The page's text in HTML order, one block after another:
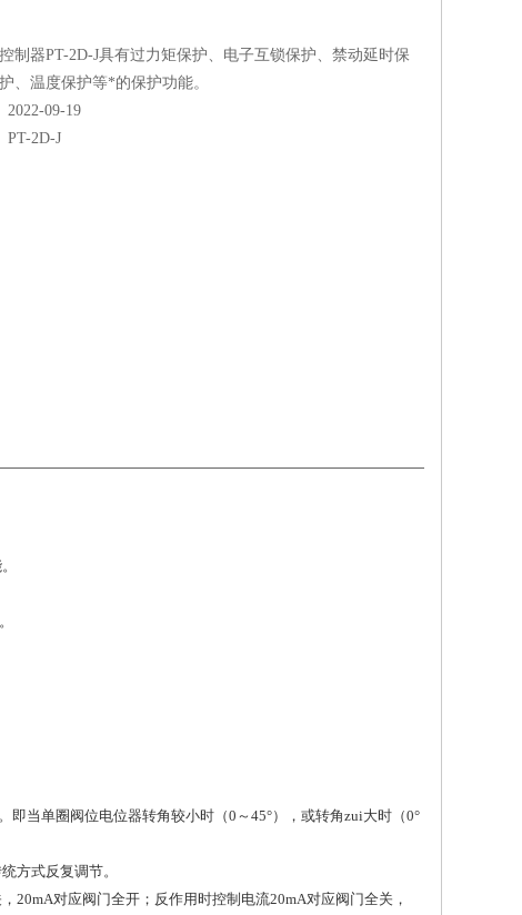
制器PT-2D-J具有过力矩保护、电子互锁保护、禁动延时保
、温度保护等*的保护功能。
09-19
PT-2D-J
当单圈阀位电位器转角较小时（0～45°），或转角zui大时（0°
方式反复调节。
20mA对应阀门全开；反作用时控制电流20mA对应阀门全关，